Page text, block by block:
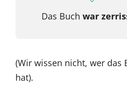
Das Buch war
(Wir wissen nicht, wer das
hat).